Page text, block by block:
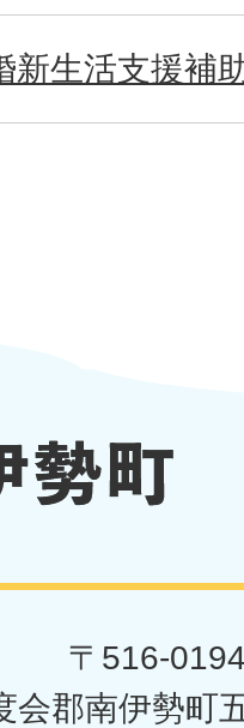
新生活支援補
〒516-
会郡南伊勢町